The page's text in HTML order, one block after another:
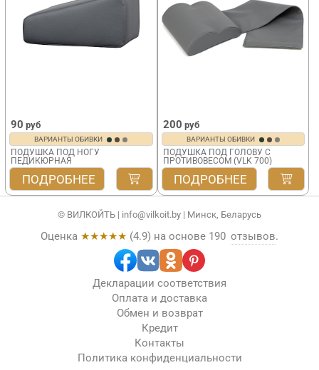
90 руб
ВАРИАНТЫ ОБИВКИ
ПОДУШКА ПОД НОГУ
ПЕДИКЮРНАЯ
VLK 700
ПОДРОБНЕЕ
200 руб
ВАРИАНТЫ ОБИВКИ
ПОДУШКА ПОД ГОЛОВУ С
ПРОТИВОВЕСОМ (VLK 700)
ПОДРОБНЕЕ
© ВИЛКОЙТЬ | info@vilkoit.by | Минск, Беларусь
Оценка ★★★★★ (4.9) на основе 190 отзывов.
Декларации соответствия
Оплата и доставка
Обмен и возврат
Кредит
Контакты
Политика конфиденциальности